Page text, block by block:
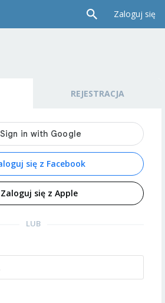
Zaloguj się
REJESTRACJA
się z Facebook
Zaloguj się z Apple
LUB